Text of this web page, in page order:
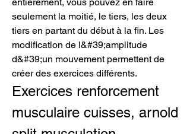
seulement la moitié, le tiers, les deux
tiers en partant du début à la fin. Les
modification de l&#39;amplitude
d&#39;un mouvement permettent de
créer des exercices différents.
Exercices renforcement
musculaire cuisses, arnold